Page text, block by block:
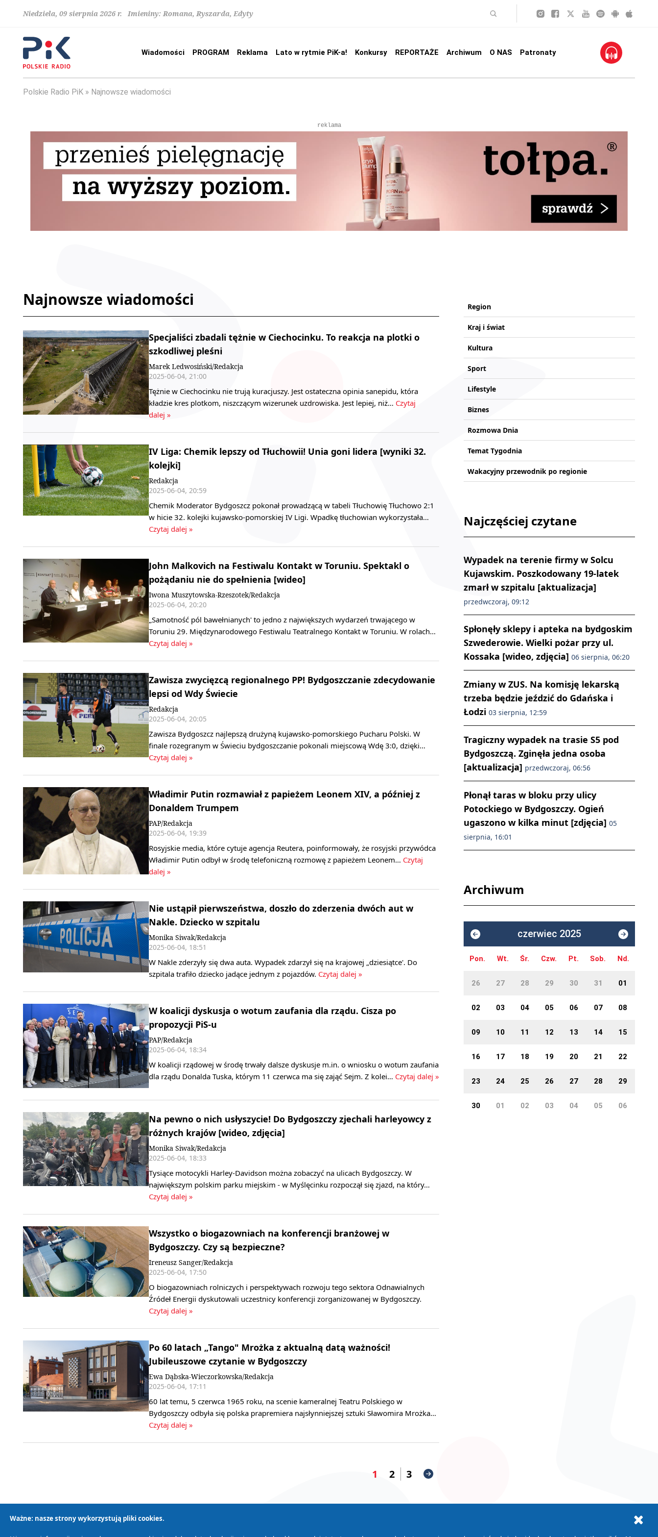
Niedziela, 09 sierpnia 2026 r. Imieniny: Romana, Ryszarda, Edyty
Wiadomości PROGRAM Reklama Lato w rytmie PiK-a! Konkursy REPORTAŻE Archiwum O NAS Patronaty
Polskie Radio PiK Najnowsze wiadomości
reklama
Najnowsze wiadomości
Specjaliści zbadali tężnie w Ciechocinku. To reakcja na plotki o
szkodliwej pleśni
Marek Ledwosiński/Redakcja
2025-06-04, 21:00
Tężnie w Ciechocinku nie trują kuracjuszy. Jest ostateczna opinia sanepidu, która
kładzie kres plotkom, niszczącym wizerunek uzdrowiska. Jest lepiej, niż… Czytaj
dalej »
IV Liga: Chemik lepszy od Tłuchowii! Unia goni lidera [wyniki 32.
kolejki]
Redakcja
2025-06-04, 20:59
Chemik Moderator Bydgoszcz pokonał prowadzącą w tabeli Tłuchowię Tłuchowo 2:1
w hicie 32. kolejki kujawsko-pomorskiej IV Ligi. Wpadkę tłuchowian wykorzystała…
Czytaj dalej »
John Malkovich na Festiwalu Kontakt w Toruniu. Spektakl o
pożądaniu nie do spełnienia [wideo]
Iwona Muszytowska-Rzeszotek/Redakcja
2025-06-04, 20:20
„Samotność pól bawełnianych' to jedno z największych wydarzeń trwającego w
Toruniu 29. Międzynarodowego Festiwalu Teatralnego Kontakt w Toruniu. W rolach…
Czytaj dalej »
Zawisza zwycięzcą regionalnego PP! Bydgoszczanie zdecydowanie
lepsi od Wdy Świecie
Redakcja
2025-06-04, 20:05
Zawisza Bydgoszcz najlepszą drużyną kujawsko-pomorskiego Pucharu Polski. W
finale rozegranym w Świeciu bydgoszczanie pokonali miejscową Wdę 3:0, dzięki…
Czytaj dalej »
Władimir Putin rozmawiał z papieżem Leonem XIV, a później z
Donaldem Trumpem
PAP/Redakcja
2025-06-04, 19:39
Rosyjskie media, które cytuje agencja Reutera, poinformowały, że rosyjski przywódca
Władimir Putin odbył w środę telefoniczną rozmowę z papieżem Leonem… Czytaj
dalej »
Nie ustąpił pierwszeństwa, doszło do zderzenia dwóch aut w
Nakle. Dziecko w szpitalu
Monika Siwak/Redakcja
2025-06-04, 18:51
W Nakle zderzyły się dwa auta. Wypadek zdarzył się na krajowej „dziesiątce'. Do
szpitala trafiło dziecko jadące jednym z pojazdów. Czytaj dalej »
W koalicji dyskusja o wotum zaufania dla rządu. Cisza po
propozycji PiS-u
PAP/Redakcja
2025-06-04, 18:34
W koalicji rządowej w środę trwały dalsze dyskusje m.in. o wniosku o wotum zaufania
dla rządu Donalda Tuska, którym 11 czerwca ma się zająć Sejm. Z kolei… Czytaj dalej »
Na pewno o nich usłyszycie! Do Bydgoszczy zjechali harleyowcy z
różnych krajów [wideo, zdjęcia]
Monika Siwak/Redakcja
2025-06-04, 18:33
Tysiące motocykli Harley-Davidson można zobaczyć na ulicach Bydgoszczy. W
największym polskim parku miejskim - w Myślęcinku rozpoczął się zjazd, na który…
Czytaj dalej »
Wszystko o biogazowniach na konferencji branżowej w
Bydgoszczy. Czy są bezpieczne?
Ireneusz Sanger/Redakcja
2025-06-04, 17:50
O biogazowniach rolniczych i perspektywach rozwoju tego sektora Odnawialnych
Źródeł Energii dyskutowali uczestnicy konferencji zorganizowanej w Bydgoszczy.
Czytaj dalej »
Po 60 latach „Tango" Mrożka z aktualną datą ważności!
Jubileuszowe czytanie w Bydgoszczy
Ewa Dąbska-Wieczorkowska/Redakcja
2025-06-04, 17:11
60 lat temu, 5 czerwca 1965 roku, na scenie kameralnej Teatru Polskiego w
Bydgoszczy odbyła się polska prapremiera najsłynniejszej sztuki Sławomira Mrożka…
Czytaj dalej »
1 2 3
Region
Kraj i świat
Kultura
Sport
Lifestyle
Biznes
Rozmowa Dnia
Temat Tygodnia
Wakacyjny przewodnik po regionie
Najczęściej czytane
Wypadek na terenie firmy w Solcu
Kujawskim. Poszkodowany 19-latek
zmarł w szpitalu [aktualizacja]
przedwczoraj, 09:12
Spłonęły sklepy i apteka na bydgoskim
Szwederowie. Wielki pożar przy ul.
Kossaka [wideo, zdjęcia] 06 sierpnia, 06:20
Zmiany w ZUS. Na komisję lekarską
trzeba będzie jeździć do Gdańska i
Łodzi 03 sierpnia, 12:59
Tragiczny wypadek na trasie S5 pod
Bydgoszczą. Zginęła jedna osoba
[aktualizacja] przedwczoraj, 06:56
Płonął taras w bloku przy ulicy
Potockiego w Bydgoszczy. Ogień
ugaszono w kilka minut [zdjęcia] 05
sierpnia, 16:01
Archiwum
czerwiec 2025
Pon. Wt. Śr. Czw. Pt. Sob. Nd.
26 27 28 29 30 31 01
02 03 04 05 06 07 08
09 10 11 12 13 14 15
16 17 18 19 20 21 22
23 24 25 26 27 28 29
30 01 02 03 04 05 06
Ważne: nasze strony wykorzystują pliki cookies.